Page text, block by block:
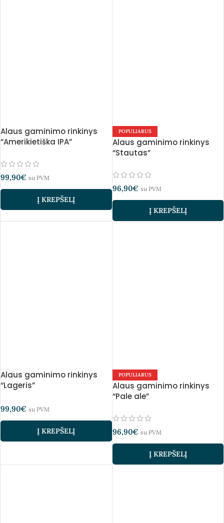
Alaus gaminimo rinkinys
“Amerikietiška IPA”
99,90€ su PVM
Į KREPŠELĮ
POPULIARUS
Alaus gaminimo rinkinys
“Stautas”
96,90€ su PVM
Į KREPŠELĮ
Alaus gaminimo rinkinys
“Lageris”
99,90€ su PVM
Į KREPŠELĮ
POPULIARUS
Alaus gaminimo rinkinys
“Pale ale”
96,90€ su PVM
Į KREPŠELĮ